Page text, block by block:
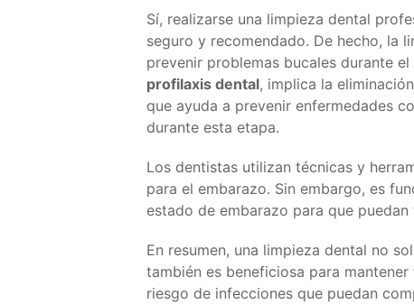
Sí, realizarse una limpieza dental
seguro y recomendado. De hecho, la
prevenir problemas bucales durante
profilaxis dental, implica la
que ayuda a prevenir enfermedades
durante esta etapa.
Los dentistas utilizan técnicas y
para el embarazo. Sin embargo, es
estado de embarazo para que
En resumen, una limpieza dental no
también es beneficiosa para
riesgo de infecciones que puedan